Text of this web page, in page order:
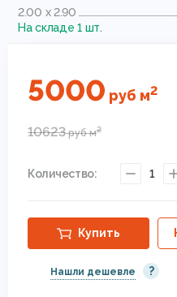
2.00 x 2.90
На складе 1 шт.
5000 руб м2
10623рубм2
Количество: 1
Купить
Нашли дешевле ?